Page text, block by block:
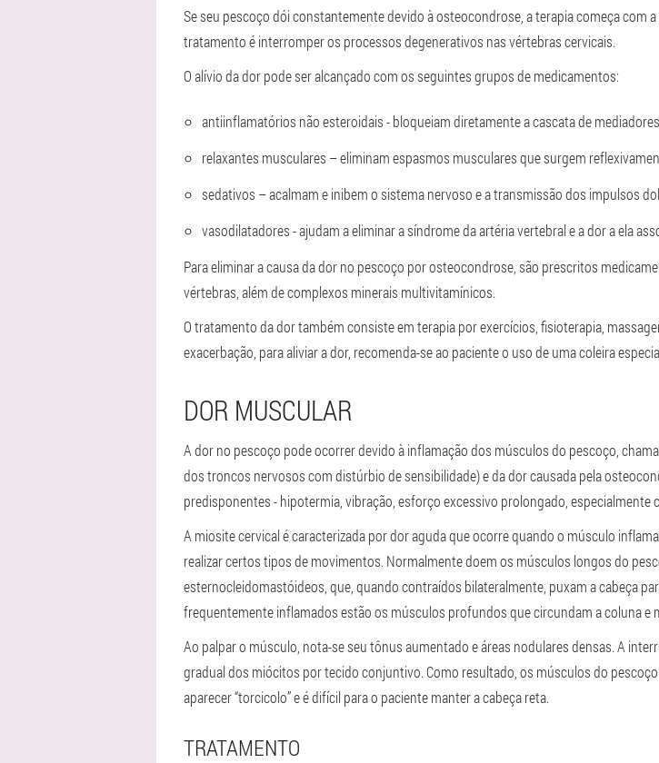
Se seu pescoço dói constantemente devido à osteocondrose, a terapia começa com
tratamento é interromper os processos degenerativos nas vértebras cervicais.
O alívio da dor pode ser alcançado com os seguintes grupos de medicamentos:
antiinflamatórios não esteroidais - bloqueiam diretamente a cascata de
relaxantes musculares – eliminam espasmos musculares que surgem
sedativos – acalmam e inibem o sistema nervoso e a transmissão dos impulsos
vasodilatadores - ajudam a eliminar a síndrome da artéria vertebral e a dor a ela
Para eliminar a causa da dor no pescoço por osteocondrose, são prescritos
vértebras, além de complexos minerais multivitamínicos.
O tratamento da dor também consiste em terapia por exercícios, fisioterapia,
exacerbação, para aliviar a dor, recomenda-se ao paciente o uso de uma coleira
DOR MUSCULAR
A dor no pescoço pode ocorrer devido à inflamação dos músculos do pescoço,
dos troncos nervosos com distúrbio de sensibilidade) e da dor causada pela
predisponentes - hipotermia, vibração, esforço excessivo prolongado,
A miosite cervical é caracterizada por dor aguda que ocorre quando o músculo
realizar certos tipos de movimentos. Normalmente doem os músculos longos do
esternocleidomastóideos, que, quando contraídos bilateralmente, puxam a cabeça
frequentemente inflamados estão os músculos profundos que circundam a coluna e
Ao palpar o músculo, nota-se seu tônus aumentado e áreas nodulares densas. A
gradual dos miócitos por tecido conjuntivo. Como resultado, os músculos do
aparecer “torcicolo” e é difícil para o paciente manter a cabeça reta.
TRATAMENTO